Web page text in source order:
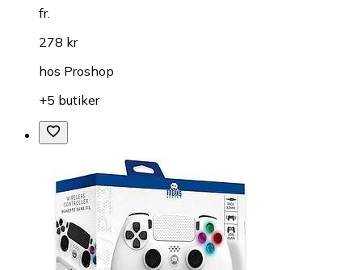
fr.
278 kr
hos Proshop
+5 butiker